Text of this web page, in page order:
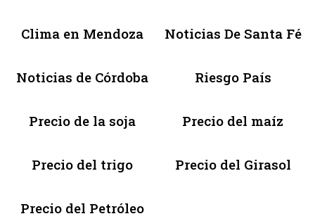
Clima en Mendoza Noticias De Santa Fé
Noticias de Córdoba Riesgo País
Precio de la soja Precio del maíz
Precio del trigo Precio del Girasol
Precio del Petróleo